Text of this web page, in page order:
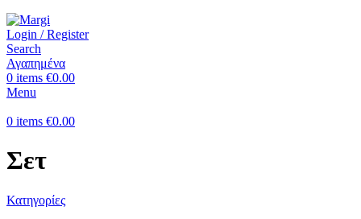
Login / Register
Search
Αγαπημένα
0 items €0.00
Menu
0 items €0.00
Σετ
Κατηγορίες